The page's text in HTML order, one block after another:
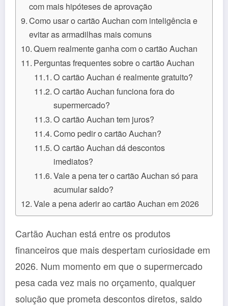
com mais hipóteses de aprovação
Como usar o cartão Auchan com inteligência e
evitar as armadilhas mais comuns
Quem realmente ganha com o cartão Auchan
Perguntas frequentes sobre o cartão Auchan
O cartão Auchan é realmente gratuito?
O cartão Auchan funciona fora do
supermercado?
O cartão Auchan tem juros?
Como pedir o cartão Auchan?
O cartão Auchan dá descontos
imediatos?
Vale a pena ter o cartão Auchan só para
acumular saldo?
Vale a pena aderir ao cartão Auchan em 2026
Cartão Auchan está entre os produtos
financeiros que mais despertam curiosidade em
2026. Num momento em que o supermercado
pesa cada vez mais no orçamento, qualquer
solução que prometa descontos diretos, saldo